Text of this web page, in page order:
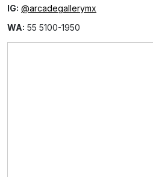
IG: @arcadegallerymx
WA: 55 5100-1950